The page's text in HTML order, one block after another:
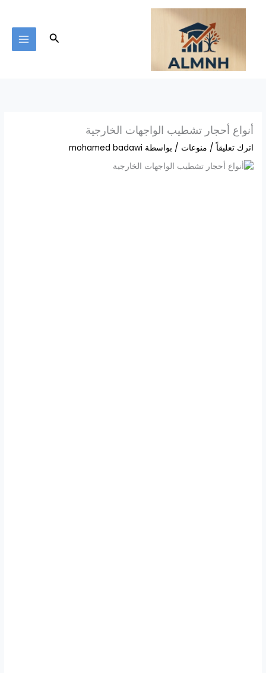
تخطي
البحث
أنواع أحجار تشطيب الواجهات الخارجية
اترك تعليقاً / منوعات / بواسطة mohamed badawi